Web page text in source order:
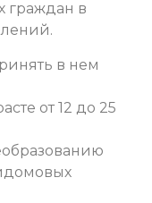
граждан в
в нем
от 12 до 25